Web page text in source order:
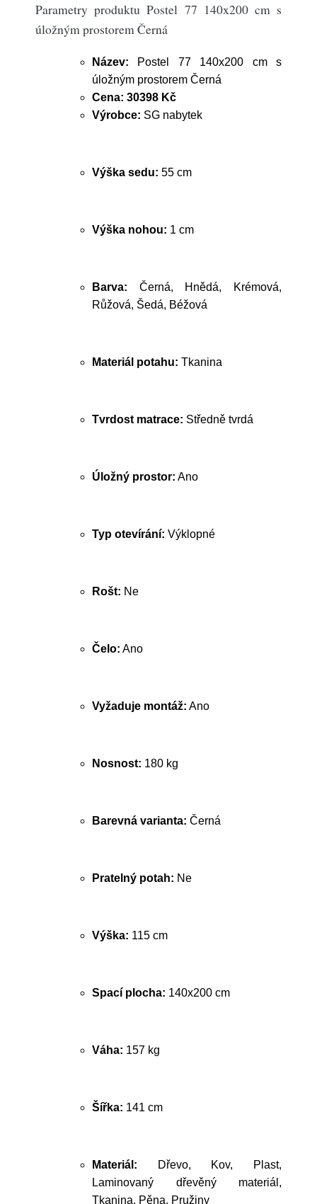
Parametry produktu Postel 77 140x200 cm s
úložným prostorem Černá
Název: Postel 77 140x200 cm s
úložným prostorem Černá
Cena: 30398 Kč
Výrobce: SG nabytek
Výška sedu: 55 cm
Výška nohou: 1 cm
Barva: Černá, Hnědá, Krémová,
Růžová, Šedá, Béžová
Materiál potahu: Tkanina
Tvrdost matrace: Středně tvrdá
Úložný prostor: Ano
Typ otevírání: Výklopné
Rošt: Ne
Čelo: Ano
Vyžaduje montáž: Ano
Nosnost: 180 kg
Barevná varianta: Černá
Pratelný potah: Ne
Výška: 115 cm
Spací plocha: 140x200 cm
Váha: 157 kg
Šířka: 141 cm
Materiál: Dřevo, Kov, Plast,
Laminovaný dřevěný materiál,
Tkanina, Pěna, Pružiny